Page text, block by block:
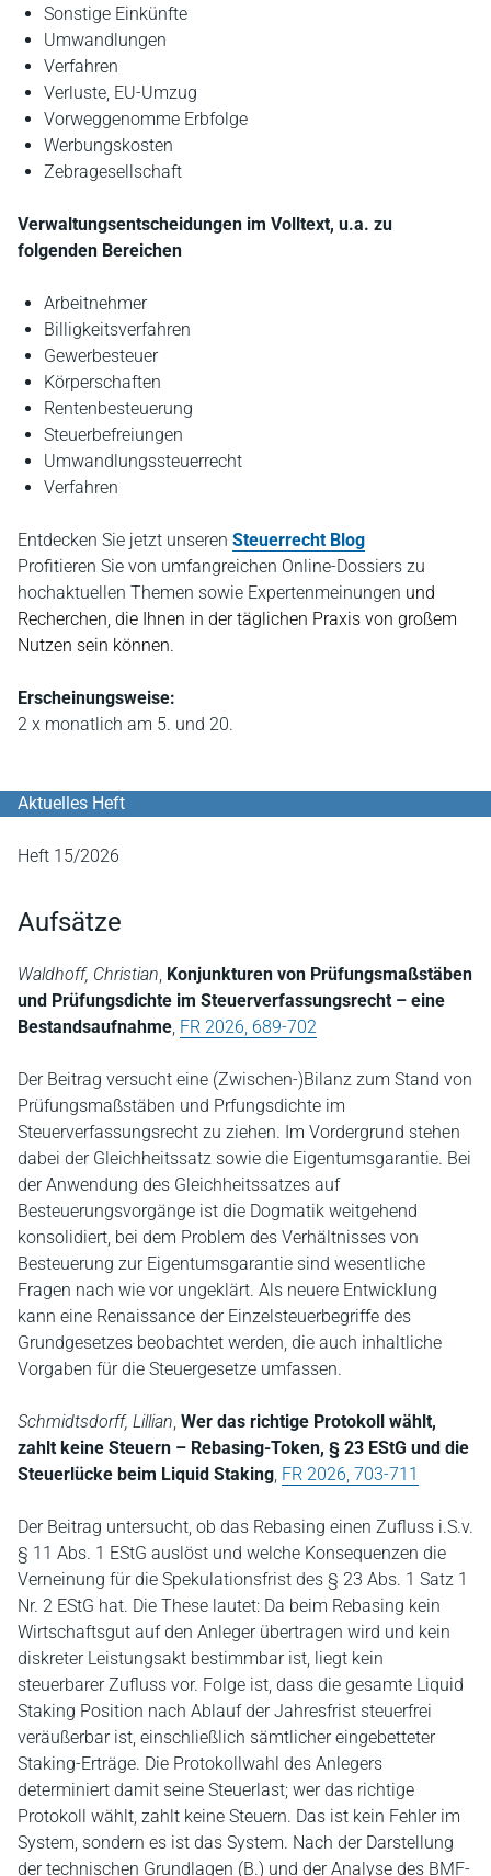
Sonstige Einkünfte
Umwandlungen
Verfahren
Verluste, EU-Umzug
Vorweggenomme Erbfolge
Werbungskosten
Zebragesellschaft
Verwaltungsentscheidungen im Volltext, u.a. zu
folgenden Bereichen
Arbeitnehmer
Billigkeitsverfahren
Gewerbesteuer
Körperschaften
Rentenbesteuerung
Steuerbefreiungen
Umwandlungssteuerrecht
Verfahren
Entdecken Sie jetzt unseren Steuerrecht Blog
Profitieren Sie von umfangreichen Online-Dossiers zu
hochaktuellen Themen sowie Expertenmeinungen und
Recherchen, die Ihnen in der täglichen Praxis von großem
Nutzen sein können.
Erscheinungsweise:
2 x monatlich am 5. und 20.
Aktuelles Heft
Heft 15/2026
Aufsätze
Waldhoff, Christian, Konjunkturen von Prüfungsmaßstäben
und Prüfungsdichte im Steuerverfassungsrecht – eine
Bestandsaufnahme, FR 2026, 689-702
Der Beitrag versucht eine (Zwischen-)Bilanz zum Stand von
Prüfungsmaßstäben und Prfungsdichte im
Steuerverfassungsrecht zu ziehen. Im Vordergrund stehen
dabei der Gleichheitssatz sowie die Eigentumsgarantie. Bei
der Anwendung des Gleichheitssatzes auf
Besteuerungsvorgänge ist die Dogmatik weitgehend
konsolidiert, bei dem Problem des Verhältnisses von
Besteuerung zur Eigentumsgarantie sind wesentliche
Fragen nach wie vor ungeklärt. Als neuere Entwicklung
kann eine Renaissance der Einzelsteuerbegriffe des
Grundgesetzes beobachtet werden, die auch inhaltliche
Vorgaben für die Steuergesetze umfassen.
Schmidtsdorff, Lillian, Wer das richtige Protokoll wählt,
zahlt keine Steuern – Rebasing-Token, § 23 EStG und die
Steuerlücke beim Liquid Staking, FR 2026, 703-711
Der Beitrag untersucht, ob das Rebasing einen Zufluss i.S.v.
§ 11 Abs. 1 EStG auslöst und welche Konsequenzen die
Verneinung für die Spekulationsfrist des § 23 Abs. 1 Satz 1
Nr. 2 EStG hat. Die These lautet: Da beim Rebasing kein
Wirtschaftsgut auf den Anleger übertragen wird und kein
diskreter Leistungsakt bestimmbar ist, liegt kein
steuerbarer Zufluss vor. Folge ist, dass die gesamte Liquid
Staking Position nach Ablauf der Jahresfrist steuerfrei
veräußerbar ist, einschließlich sämtlicher eingebetteter
Staking-Erträge. Die Protokollwahl des Anlegers
determiniert damit seine Steuerlast; wer das richtige
Protokoll wählt, zahlt keine Steuern. Das ist kein Fehler im
System, sondern es ist das System. Nach der Darstellung
der technischen Grundlagen (B.) und der Analyse des BMF-